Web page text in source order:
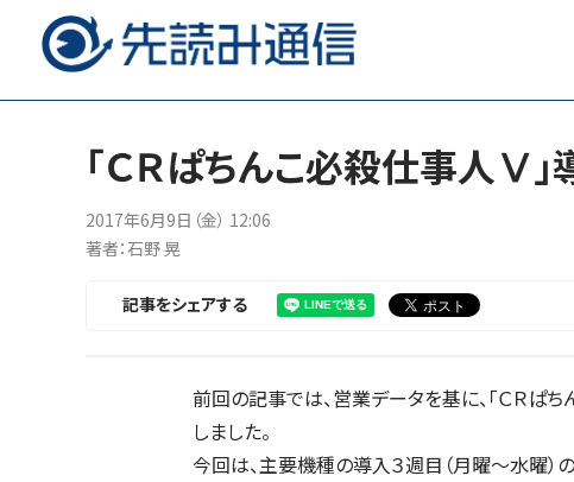
「ＣＲぱちんこ必殺仕事人Ⅴ
2017年6月9日（金） 12:06
著者：石野 晃
記事をシェアする
前回の記事では、営業データを基に、「ＣＲ
しました。
今回は、主要機種の導入３週目（月曜～水曜）